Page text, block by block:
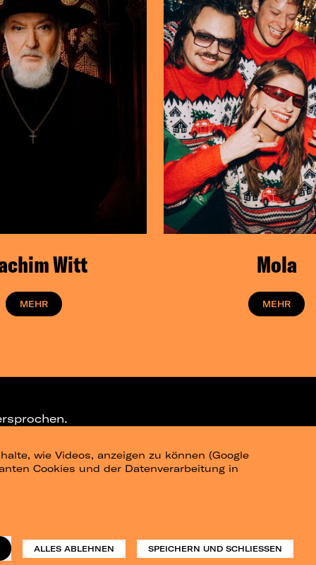
Witt
MEHR
Mola
MEHR
wie Videos, anzeigen zu können (Google
Cookies und der Datenverarbeitung in
ALLES ABLEHNEN SPEICHERN UND SCHLIESSEN
CHANNEL
DatenschutzImpressum